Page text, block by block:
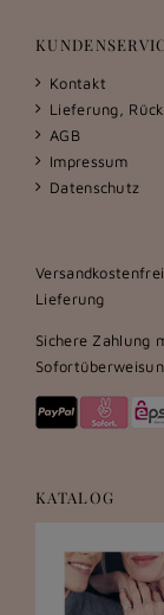
Kontakt
Lieferung,
AGB
Impressum
Datenschutz
Lieferung
Sichere Zahlung
KATALOG